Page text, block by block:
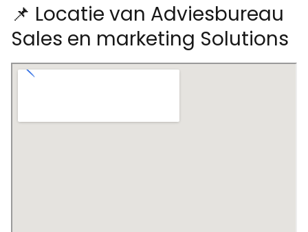
📌 Locatie van Adviesbureau
Sales en marketing Solutions